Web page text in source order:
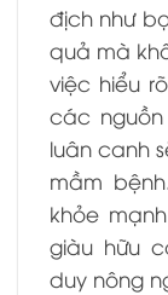
địch như
quả mà
việc hiểu rõ
các
luân canh
mầm
khỏe
giàu hữu
duy nông